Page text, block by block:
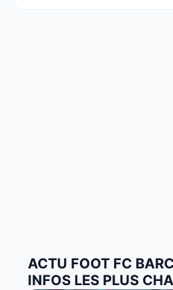
ACTU FOOT FC
INFOS LES PLUS